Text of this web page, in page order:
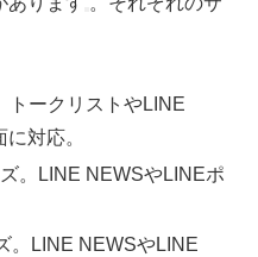
トークリストやLINE
対応。
。LINE NEWSやLINEポ
。LINE NEWSやLINE